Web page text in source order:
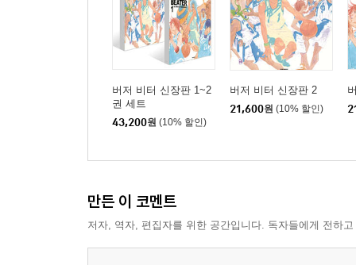
버저 비터 신장판 1~2
권 세트
43,200원 (10% 할인)
버저 비터 신장판 2
21,600원 (10% 할인)
만든 이 코멘트
저자, 역자, 편집자를 위한 공간입니다. 독자들에게 전하